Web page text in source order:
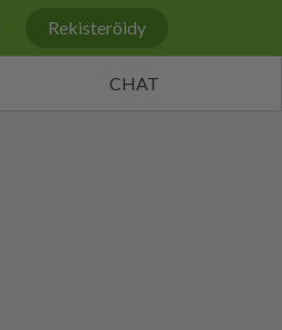
Rekisteröidy
CHAT